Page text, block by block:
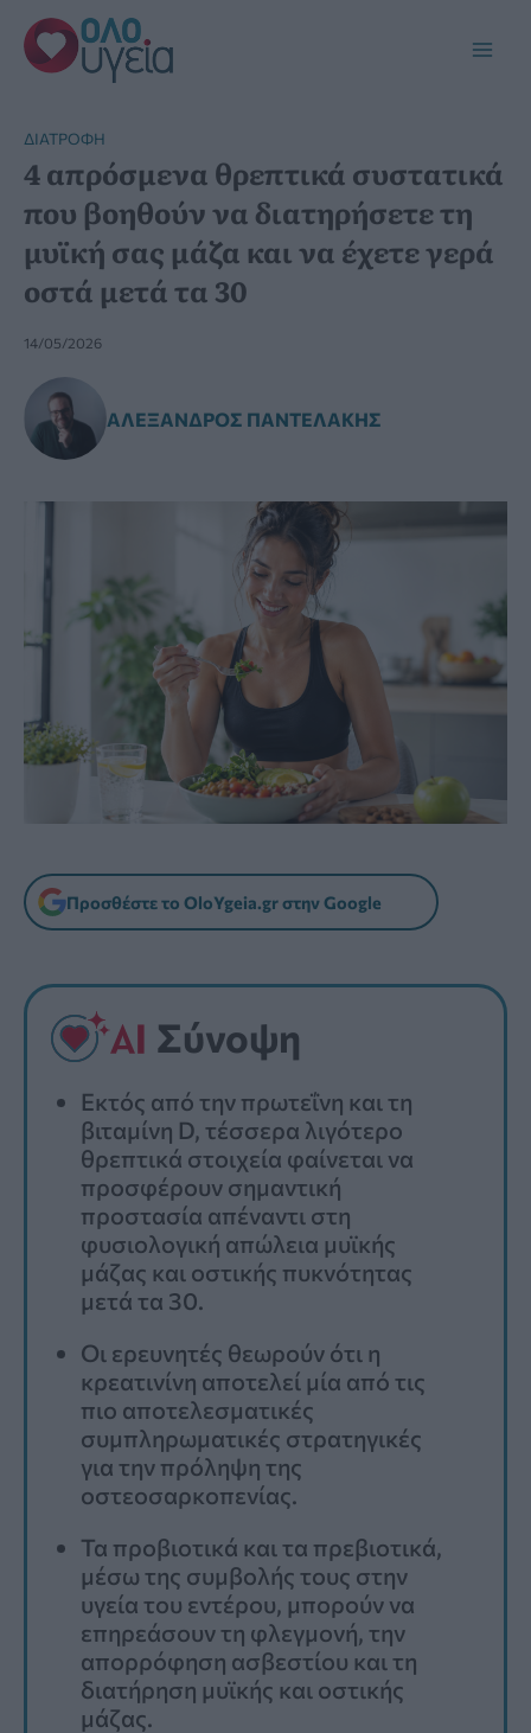
Μετάβαση
στο
περιεχόμενο
ΔΙΑΤΡΟΦΉ
4 απρόσμενα θρεπτικά συστατικά
που βοηθούν να διατηρήσετε τη
μυϊκή σας μάζα και να έχετε γερά
οστά μετά τα 30
14/05/2026
ΑΛΈΞΑΝΔΡΟΣ ΠΑΝΤΕΛΆΚΗΣ
Προσθέστε το OloYgeia.gr στην Google
Σύνοψη
Εκτός από την πρωτεΐνη και τη
βιταμίνη D, τέσσερα λιγότερο
θρεπτικά στοιχεία φαίνεται να
προσφέρουν σημαντική
προστασία απέναντι στη
φυσιολογική απώλεια μυϊκής
μάζας και οστικής πυκνότητας
μετά τα 30.
Οι ερευνητές θεωρούν ότι η
κρεατινίνη αποτελεί μία από τις
πιο αποτελεσματικές
συμπληρωματικές στρατηγικές
για την πρόληψη της
οστεοσαρκοπενίας.
Τα προβιοτικά και τα πρεβιοτικά,
μέσω της συμβολής τους στην
υγεία του εντέρου, μπορούν να
επηρεάσουν τη φλεγμονή, την
απορρόφηση ασβεστίου και τη
διατήρηση μυϊκής και οστικής
μάζας.